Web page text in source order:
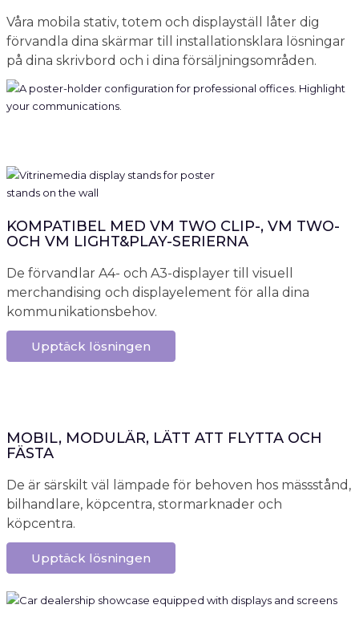
Våra mobila stativ, totem och displayställ låter dig
förvandla dina skärmar till installationsklara lösningar
på dina skrivbord och i dina försäljningsområden.
KOMPATIBEL MED VM TWO CLIP-, VM TWO-
OCH VM LIGHT&PLAY-SERIERNA
De förvandlar A4- och A3-displayer till visuell
merchandising och displayelement för alla dina
kommunikationsbehov.
Upptäck lösningen
MOBIL, MODULÄR, LÄTT ATT FLYTTA OCH
FÄSTA
De är särskilt väl lämpade för behoven hos mässstånd,
bilhandlare, köpcentra, stormarknader och
köpcentra.
Upptäck lösningen